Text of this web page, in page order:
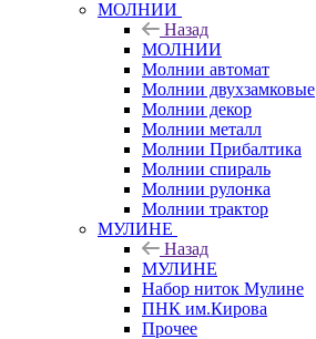
МОЛНИИ
Назад
МОЛНИИ
Молнии автомат
Молнии двухзамковые
Молнии декор
Молнии металл
Молнии Прибалтика
Молнии спираль
Молнии рулонка
Молнии трактор
МУЛИНЕ
Назад
МУЛИНЕ
Набор ниток Мулине
ПНК им.Кирова
Прочее